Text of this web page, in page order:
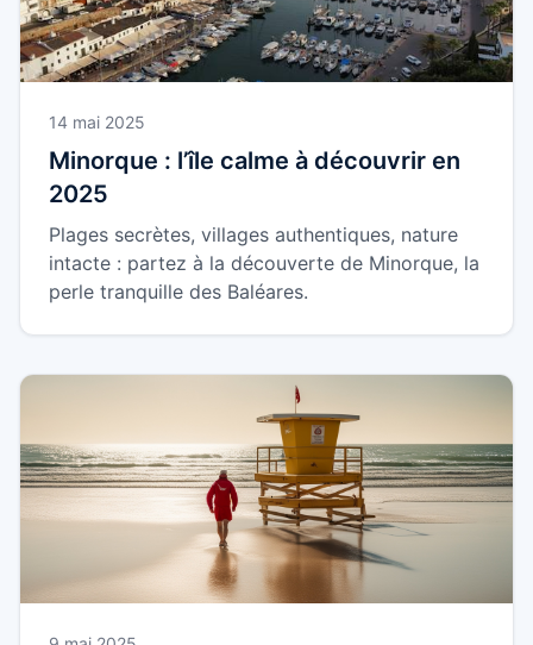
14 mai 2025
Minorque : l’île calme à découvrir en
2025
Plages secrètes, villages authentiques, nature
intacte : partez à la découverte de Minorque, la
perle tranquille des Baléares.